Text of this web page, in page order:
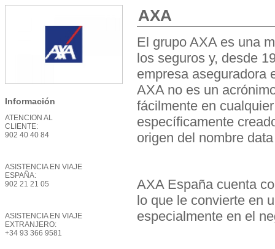
Información
ATENCION AL
CLIENTE:
902 40 40 84
ASISTENCIA EN VIAJE
ESPAÑA:
902 21 21 05
ASISTENCIA EN VIAJE
EXTRANJERO:
+34 93 366 9581
AXA
El grupo AXA es una
los seguros y, desde
empresa aseguradora
AXA no es un
fácilmente en
específicamente
origen del nombre
AXA España cuenta
lo que le convierte en
especialmente en el